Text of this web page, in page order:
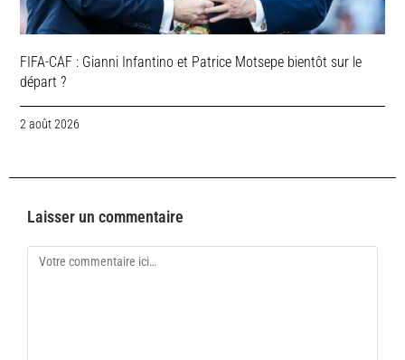
FIFA-CAF : Gianni Infantino et Patrice Motsepe bientôt sur le
départ ?
2 août 2026
Laisser un commentaire